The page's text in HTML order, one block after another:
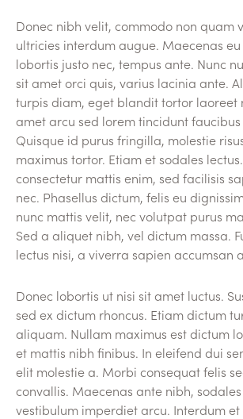
Donec nibh velit, commodo non quam
ultricies interdum augue. Maecenas
lobortis justo nec, tempus ante. Nunc
sit amet orci quis, varius lacinia ante.
turpis diam, eget blandit tortor laoreet
amet arcu sed lorem tincidunt
Quisque id purus fringilla, molestie
maximus tortor. Etiam et sodales
consectetur mattis enim, sed facilisis
nec. Phasellus dictum, felis eu
nunc mattis velit, nec volutpat purus
Sed a aliquet nibh, vel dictum massa.
lectus nisi, a viverra sapien accumsan
Donec lobortis ut nisi sit amet luctus.
sed ex dictum rhoncus. Etiam dictum
aliquam. Nullam maximus est dictum
et mattis nibh finibus. In eleifend dui
elit molestie a. Morbi consequat felis
convallis. Maecenas ante nibh,
vestibulum imperdiet arcu. Interdum